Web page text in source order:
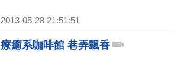
2013-05-28 21:51:51
療癒系咖啡館 巷弄飄香